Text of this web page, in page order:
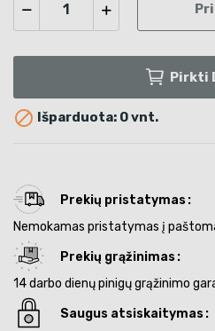
Pirkti
 Išparduota: 0 vnt.
Prekių pristatymas
Nemokamas pristatymas į
Prekių grąžinimas
14 darbo dienų pinigų grąžinimo
Saugus atsiskaitymas